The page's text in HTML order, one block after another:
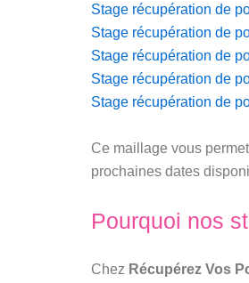
Stage récupération de
Stage récupération de
Stage récupération de
Stage récupération de
Stage récupération de
Ce maillage vous
prochaines dates
Pourquoi nos
Chez Récupérez Vos